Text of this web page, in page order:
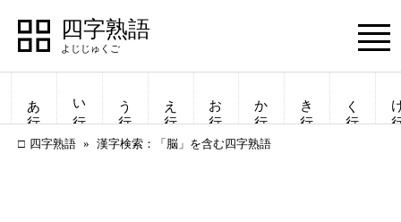
四字熟語 Menu
あ行 い行 う行 え行 お行 か行 き行 く行
四字熟語 漢字検索：「脳」を含む四字熟語